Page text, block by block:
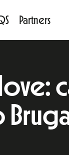
Partners